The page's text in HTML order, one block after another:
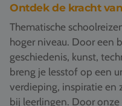
Schoolreis thema's
Voor docenten
Over ons
Een offerte aanvragen
Ontdek de kracht
Thematische
hoger niveau. Door een
geschiedenis, kunst,
breng je lesstof op een
verdieping, inspiratie en
bij leerlingen. Door onze